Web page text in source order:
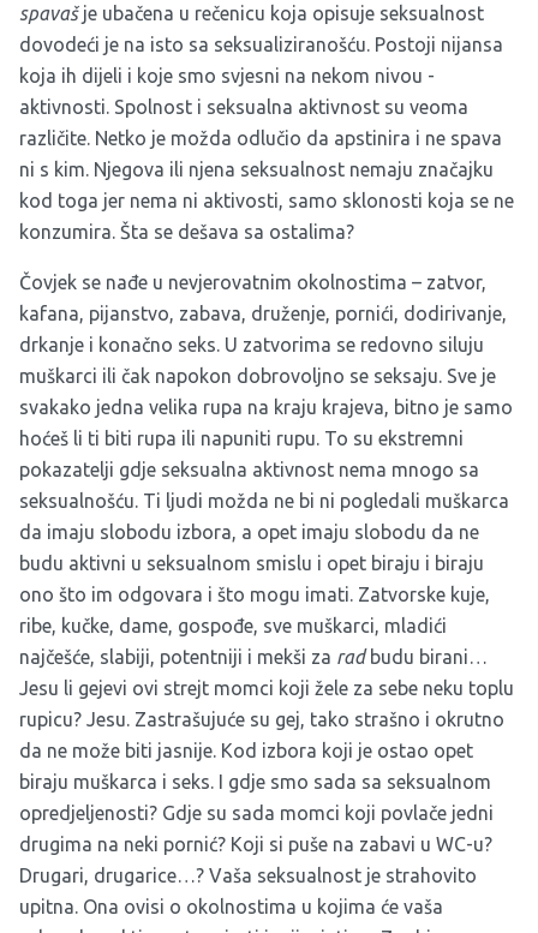
spavašje ubačena u rečenicu koja opisuje seksualnost
dovodeći je na isto sa seksualiziranošću. Postoji nijansa
koja ih dijeli i koje smo svjesni na nekom nivou -
aktivnosti. Spolnost i seksualna aktivnost su veoma
različite. Netko je možda odlučio da apstinira i ne spava
ni s kim. Njegova ili njena seksualnost nemaju značajku
kod toga jer nema ni aktivosti, samo sklonosti koja se ne
konzumira. Šta se dešava sa ostalima?
Čovjek se nađe u nevjerovatnim okolnostima – zatvor,
kafana, pijanstvo, zabava, druženje, pornići, dodirivanje,
drkanje i konačno seks. U zatvorima se redovno siluju
muškarci ili čak napokon dobrovoljno se seksaju. Sve je
svakako jedna velika rupa na kraju krajeva, bitno je samo
hoćeš li ti biti rupa ili napuniti rupu. To su ekstremni
pokazatelji gdje seksualna aktivnost nema mnogo sa
seksualnošću. Ti ljudi možda ne bi ni pogledali muškarca
da imaju slobodu izbora, a opet imaju slobodu da ne
budu aktivni u seksualnom smislu i opet biraju i biraju
ono što im odgovara i što mogu imati. Zatvorske kuje,
ribe, kučke, dame, gospođe, sve muškarci, mladići
najčešće, slabiji, potentniji i mekši za radbudu birani…
Jesu li gejevi ovi strejt momci koji žele za sebe neku toplu
rupicu? Jesu. Zastrašujuće su gej, tako strašno i okrutno
da ne može biti jasnije. Kod izbora koji je ostao opet
biraju muškarca i seks. I gdje smo sada sa seksualnom
opredjeljenosti? Gdje su sada momci koji povlače jedni
drugima na neki pornić? Koji si puše na zabavi u WC-u?
Drugari, drugarice…? Vaša seksualnost je strahovito
upitna. Ona ovisi o okolnostima u kojima će vaša